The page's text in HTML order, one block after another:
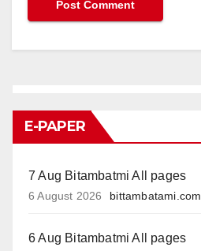
E-PAPER
7 Aug Bitambatmi All pages
6 August 2026 bittambatami.com
6 Aug Bitambatmi All pages